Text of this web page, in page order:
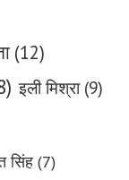
(12)
इली मिश्रा (9)
सिंह (7)